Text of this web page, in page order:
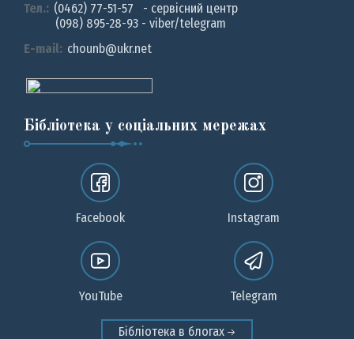
Тел.: (0462) 77-51-57 - сервісний центр
(098) 895-28-93 - viber/telegram
E-mail: chounb@ukr.net
Бібліотека у соціальних мережах
Facebook Instagram
YouTube Telegram
Бібліотека в блогах